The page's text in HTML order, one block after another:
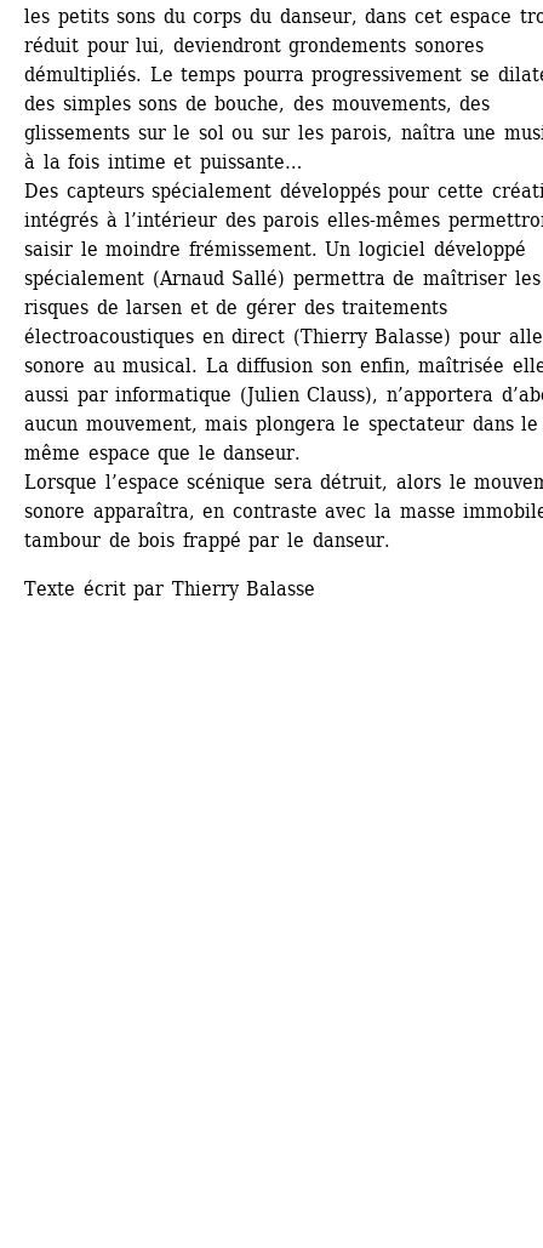
les petits sons du corps du danseur, dans cet espace
réduit pour lui, deviendront grondements sonores
démultipliés. Le temps pourra progressivement se
des simples sons de bouche, des mouvements, des
glissements sur le sol ou sur les parois, naîtra une
à la fois intime et puissante…
Des capteurs spécialement développés pour cette
intégrés à l’intérieur des parois elles-mêmes
saisir le moindre frémissement. Un logiciel développé
spécialement (Arnaud Sallé) permettra de maîtriser les
risques de larsen et de gérer des traitements
électroacoustiques en direct (Thierry Balasse) pour
sonore au musical. La diffusion son enfin, maîtrisée
aussi par informatique (Julien Clauss), n’apportera
aucun mouvement, mais plongera le spectateur dans le
même espace que le danseur.
Lorsque l’espace scénique sera détruit, alors le
sonore apparaîtra, en contraste avec la masse
tambour de bois frappé par le danseur.
Texte écrit par Thierry Balasse